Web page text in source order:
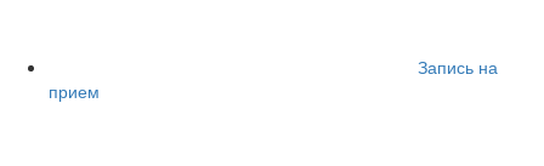
Запись на
прием